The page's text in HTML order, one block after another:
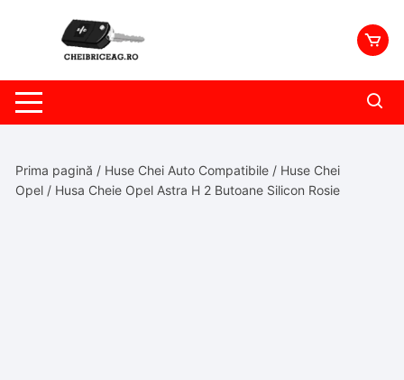
Prima pagină / Huse Chei Auto Compatibile / Huse Chei
Opel / Husa Cheie Opel Astra H 2 Butoane Silicon Rosie